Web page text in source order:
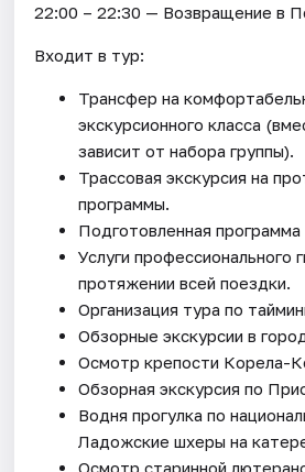
22:00 – 22:30 — Возвращение в
Входит в тур:
Трансфер на
экскурсионного класса
зависит от набора группы).
Трассовая экскурсия на
программы.
Подготовленная программа
Услуги профессионального
протяжении всей поездки.
Организация тура по
Обзорные экскурсии в
Осмотр крепости Корела-
Обзорная экскурсия по
Водня прогулка по
Ладожские шхеры на
Осмотр старинной